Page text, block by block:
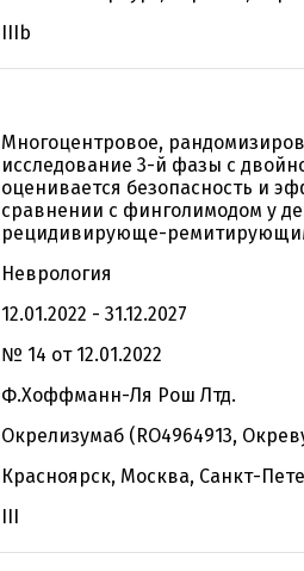
IIIb
Многоцентровое,
исследование 3-й фазы с
оценивается безопасность и
сравнении с финголимодом у
рецидивирующе-
Неврология
12.01.2022 - 31.12.2027
№ 14 от 12.01.2022
Ф.Хоффманн-Ля Рош Лтд.
Окрелизумаб (RO4964913,
Красноярск, Москва, Санкт-
III